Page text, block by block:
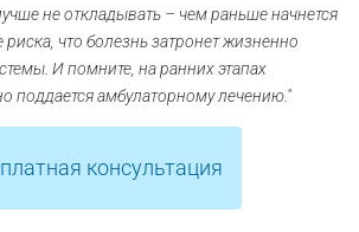
не откладывать – чем раньше начнется
что болезнь затронет жизненно
И помните, на ранних этапах
поддается амбулаторному лечению."
консультация